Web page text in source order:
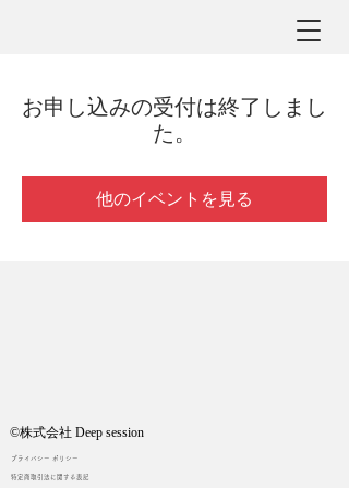
お申し込みの受付は終了しまし
た。
他のイベントを見る
©︎株式会社 Deep session
プライバシー ポリシー
特定商取引法に関する表記